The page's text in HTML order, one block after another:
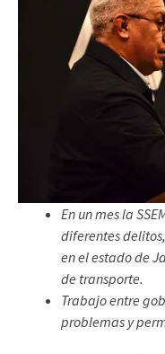
En un mes la
diferentes
en el estado de
de transporte.
Trabajo entre
problemas y